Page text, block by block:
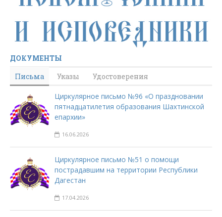
ДОКУМЕНТЫ
Письма
Указы Удостоверения
Циркулярное письмо №96 «О праздновании
пятнадцатилетия образования Шахтинской
епархии»
16.06.2026
Циркулярное письмо №51 о помощи
пострадавшим на территории Республики
Дагестан
17.04.2026